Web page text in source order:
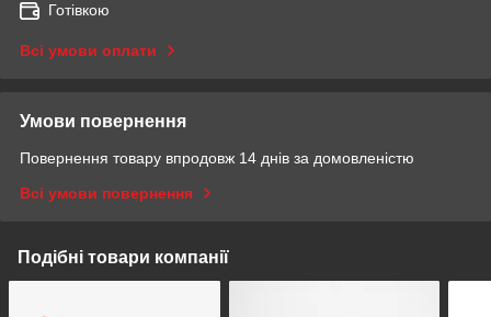
Готівкою
Всі умови оплати
Умови повернення
Повернення товару впродовж 14 днів за домовленістю
Всі умови повернення
Подібні товари компанії